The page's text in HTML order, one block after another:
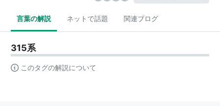
言葉の解説 ネットで話題 関連ブログ
315系
このタグの解説について